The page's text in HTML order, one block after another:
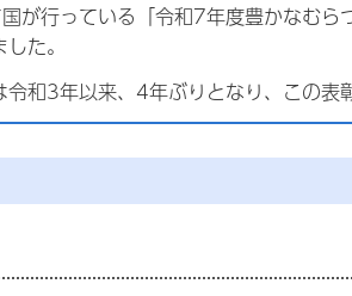
が行っている「令和7年度豊かなむ
た。
和3年以来、4年ぶりとなり、この表